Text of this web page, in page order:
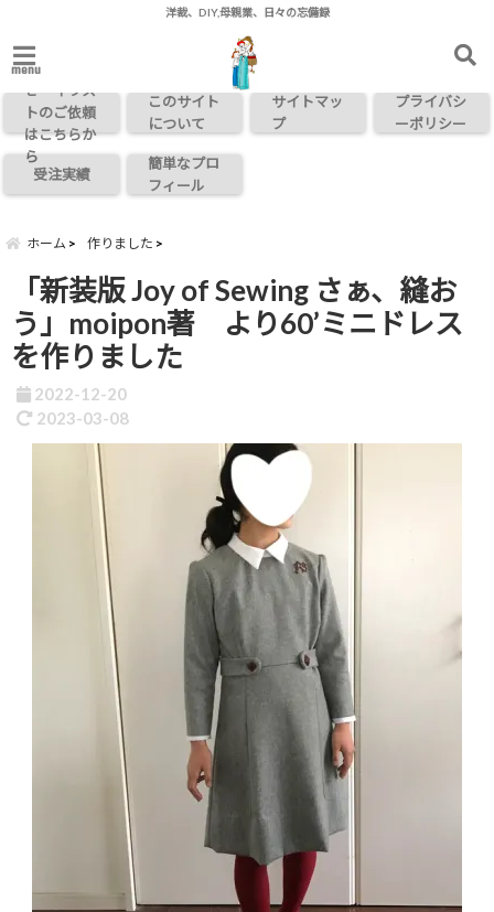
洋裁、DIY,母親業、日々の忘備録
menuお問い合わ
せ・イラス
トのご依頼
はこちらか
ら
このサイト
について
サイトマッ
プ
プライバシ
ーポリシー
受注実績
簡単なプロ
フィール
ホーム 作りました
「新装版 Joy of Sewing さぁ、縫お
う」moipon著 より60’ミニドレス
を作りました
2022-12-20
2023-03-08